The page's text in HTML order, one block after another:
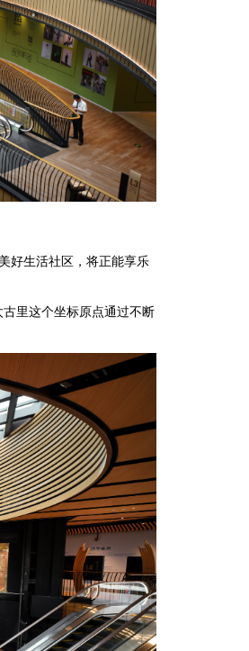
好生活社区，将正能享乐
里这个坐标原点通过不断